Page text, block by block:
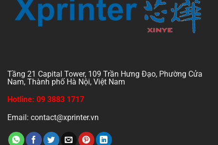
Tầng 21 Capital Tower, 109 Trần Hưng Đạo, Phường Cửa
Nam, Thành phố Hà Nội, Việt Nam
Hotline: 09 3883 1717
Email: contact@xprinter.vn